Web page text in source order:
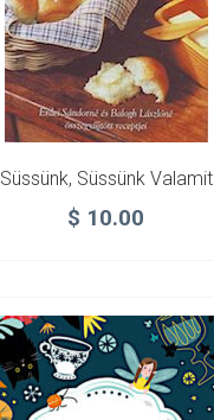
Süssünk, Süssünk Valamit
$ 10.00